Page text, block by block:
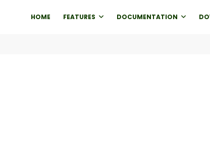
HOME FEATURES DOCUMENTATION